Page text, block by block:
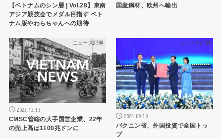
【ベトナムのシン層 | Vol.28】東南
アジア競技会でメダル目指す ベト
ナム版やわらちゃんへの期待
国産鋼材、欧州へ輸出
ニュース記事
2023.12.13
CMSC管轄の大手国営企業、22年
の売上高は1100兆ドンに
ニュース記事
2024.09.30
バクニン省、外国投資で全国トッ
プ